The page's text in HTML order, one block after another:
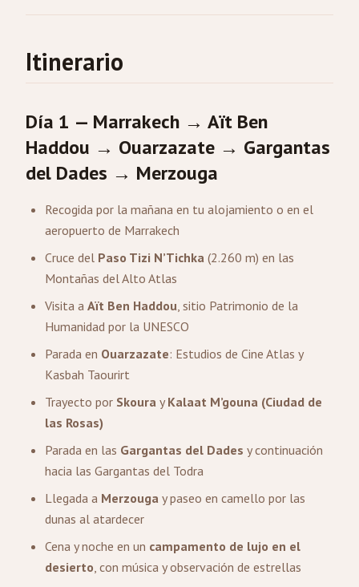
Itinerario
Día 1 — Marrakech → Aït Ben
Haddou → Ouarzazate → Gargantas
del Dades → Merzouga
Recogida por la mañana en tu alojamiento o en el
aeropuerto de Marrakech
Cruce del Paso Tizi N’Tichka (2.260 m) en las
Montañas del Alto Atlas
Visita a Aït Ben Haddou, sitio Patrimonio de la
Humanidad por la UNESCO
Parada en Ouarzazate: Estudios de Cine Atlas y
Kasbah Taourirt
Trayecto por Skoura y Kalaat M’gouna (Ciudad de
las Rosas)
Parada en las Gargantas del Dades y continuación
hacia las Gargantas del Todra
Llegada a Merzouga y paseo en camello por las
dunas al atardecer
Cena y noche en un campamento de lujo en el
desierto, con música y observación de estrellas